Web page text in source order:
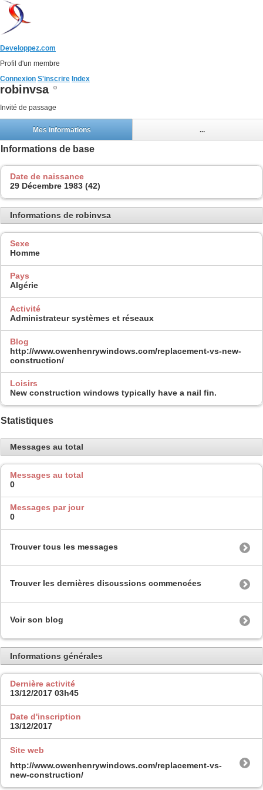
Developpez.com
Profil d'un membre
Connexion S'inscrire Index
robinvsa
Invité de passage
Mes informations ...
Informations de base
Date de naissance
29 Décembre 1983 (42)
Informations de robinvsa
Sexe
Homme
Pays
Algérie
Activité
Administrateur systèmes et réseaux
Blog
http://www.owenhenrywindows.com/replacement-vs-new-
construction/
Loisirs
New construction windows typically have a nail fin.
Statistiques
Messages au total
Messages au total
0
Messages par jour
0
Trouver tous les messages
Trouver les dernières discussions commencées
Voir son blog
Informations générales
Dernière activité
13/12/2017 03h45
Date d'inscription
13/12/2017
Site web
http://www.owenhenrywindows.com/replacement-vs-
new-construction/